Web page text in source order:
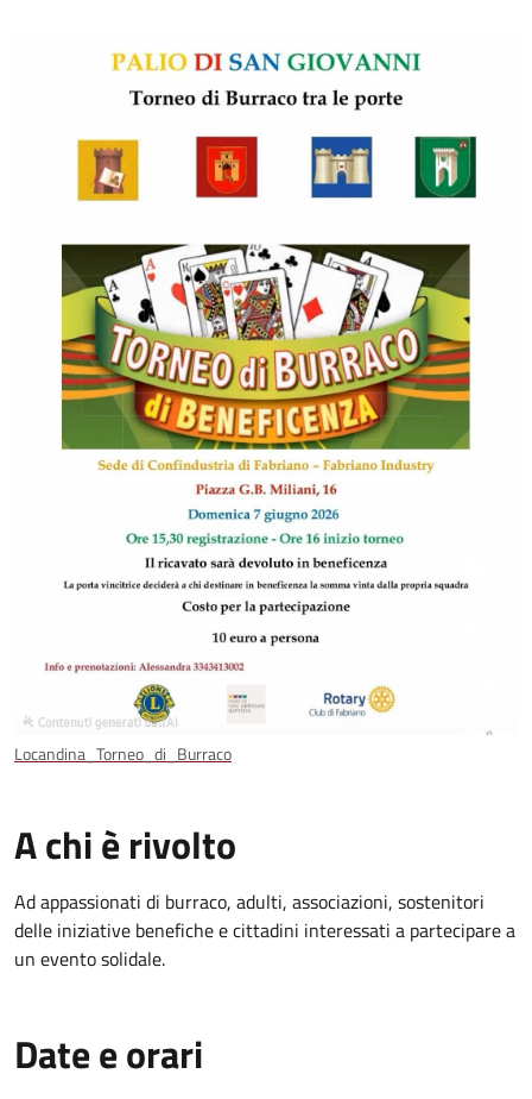
Locandina_Torneo_di_Burraco
A chi è rivolto
Ad appassionati di burraco, adulti, associazioni, sostenitori
delle iniziative benefiche e cittadini interessati a partecipare a
un evento solidale.
Date e orari